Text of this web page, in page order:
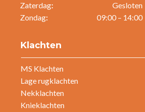
Zaterdag:
Gesloten
Zondag: 09:00 – 14:00
Klachten
MS Klachten
Lage rugklachten
Nekklachten
Knieklachten